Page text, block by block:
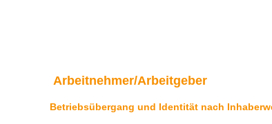
Arbeitnehmer/Arbeitgeber
Betriebsübergang und Identität nach